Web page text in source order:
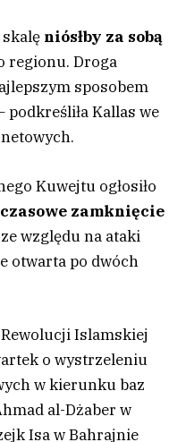
niósłby za sobą
regionu. Droga
sposobem
Kallas we
Kuwejtu ogłosiło
zamknięcie
ze względu na ataki
otwarta po dwóch
Islamskiej
o wystrzeleniu
w kierunku baz
al-Dżaber w
Isa w Bahrajnie